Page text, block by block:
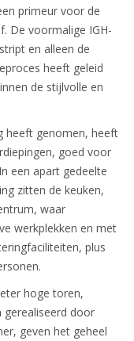
primeur voor de
De voormalige IGH-
en alleen de
heeft geleid
de stijlvolle en
heeft genomen, heeft
goed voor
een apart gedeelte
zitten de keuken,
waar
werkplekken en met
plus
hoge toren,
door
geven het geheel